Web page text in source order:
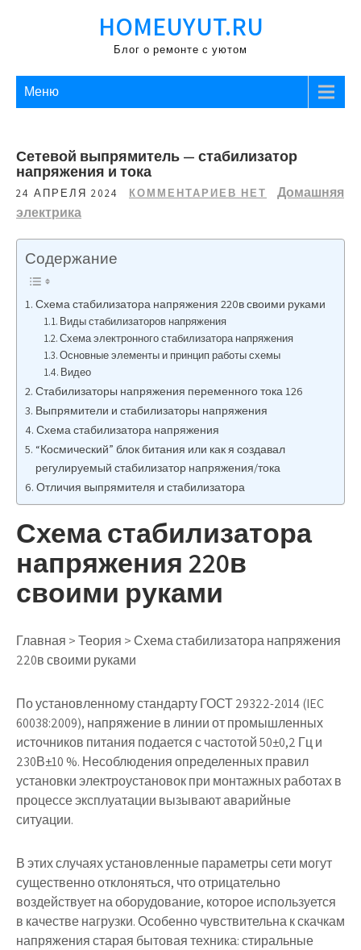
HOMEUYUT.RU
Блог о ремонте с уютом
Меню
Сетевой выпрямитель — стабилизатор
напряжения и тока
24 АПРЕЛЯ 2024 КОММЕНТАРИЕВ НЕТ
Домашняя
электрика
Содержание
Схема стабилизатора напряжения 220в своими руками
Виды стабилизаторов напряжения
Схема электронного стабилизатора напряжения
Основные элементы и принцип работы схемы
Видео
Стабилизаторы напряжения переменного тока 126
Выпрямители и стабилизаторы напряжения
Схема стабилизатора напряжения
“Космический” блок битания или как я создавал
регулируемый стабилизатор напряжения/тока
Отличия выпрямителя и стабилизатора
Схема стабилизатора
напряжения 220в
своими руками
Главная > Теория > Схема стабилизатора напряжения
220в своими руками
По установленному стандарту ГОСТ 29322-2014 (IEC
60038:2009), напряжение в линии от промышленных
источников питания подается с частотой 50±0,2 Гц и
230В±10 %. Несоблюдения определенных правил
установки электроустановок при монтажных работах в
процессе эксплуатации вызывают аварийные
ситуации.
В этих случаях установленные параметры сети могут
существенно отклоняться, что отрицательно
воздействует на оборудование, которое используется
в качестве нагрузки. Особенно чувствительна к скачкам
напряжения старая бытовая техника: стиральные